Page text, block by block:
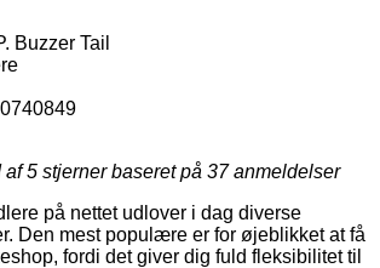
Buzzer Tail
af 5 stjerner baseret på 37anmeldelser
på nettet udlover i dag diverse
Den mest populære er for øjeblikket at få
fordi det giver dig fuld fleksibilitet til